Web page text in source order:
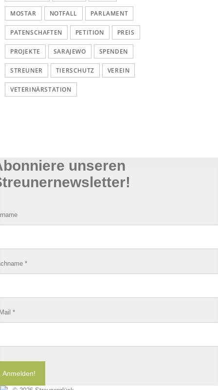
MOSTAR NOTFALL PARLAMENT
PATENSCHAFTEN PETITION PREIS
PROJEKTE SARAJEWO SPENDEN
STREUNER TIERSCHUTZ VEREIN
VETERINÄRSTATION
unseren
*
*